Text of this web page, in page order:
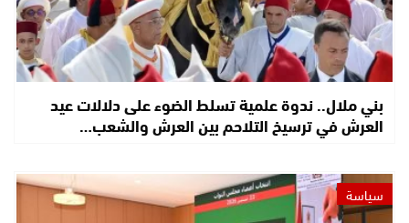
بني ملال.. ندوة علمية تسلط الضوء على دلالات عيد
العرش في ترسيخ التلاحم بين العرش والشعب…
سياسة